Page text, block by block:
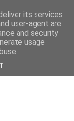
its services
user-agent are
and security
usage